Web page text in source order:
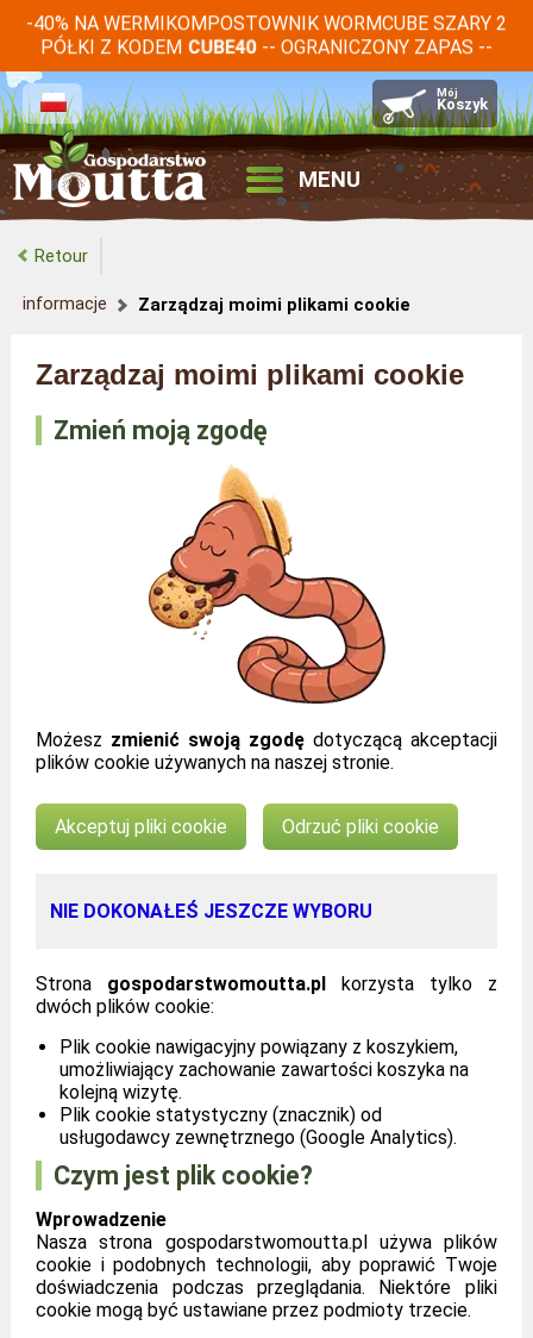
-40% NA WERMIKOMPOSTOWNIK WORMCUBE SZARY 2
PÓŁKI Z KODEM CUBE40 -- OGRANICZONY ZAPAS --
MENU
Retour
informacje Zarządzaj moimi plikami cookie
Zarządzaj moimi plikami cookie
Zmień moją zgodę
Możesz zmienić swoją zgodędotyczącą akceptacji
plików cookie używanych na naszej stronie.
Akceptuj pliki cookie Odrzuć pliki cookie
NIE DOKONAŁEŚ JESZCZE WYBORU
Strona gospodarstwomoutta.pl korzysta tylko z
dwóch plików cookie:
Plik cookie nawigacyjny powiązany z koszykiem,
umożliwiający zachowanie zawartości koszyka na
kolejną wizytę.
Plik cookie statystyczny (znacznik) od
usługodawcy zewnętrznego (Google Analytics).
Czym jest plik cookie?
Wprowadzenie
Nasza strona gospodarstwomoutta.pl używa plików
cookie i podobnych technologii, aby poprawić Twoje
doświadczenia podczas przeglądania. Niektóre pliki
cookie mogą być ustawiane przez podmioty trzecie.